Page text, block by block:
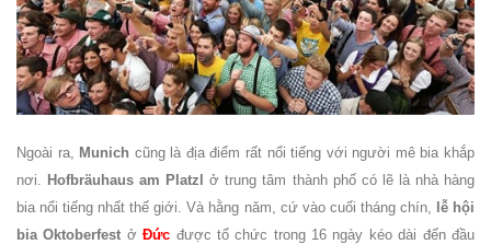
Ngoài ra, Munich cũng là địa điểm rất nổi tiếng với người mê bia khắp
nơi.
Hofbräuhaus am Platzl
ở trung tâm thành phố có lẽ là nhà hàng
bia nổi tiếng nhất thế giới. Và hằng năm, cứ vào cuối tháng chín,
lễ hội
bia Oktoberfest ở Đức được tổ chức trong 16 ngày kéo dài đến đầu